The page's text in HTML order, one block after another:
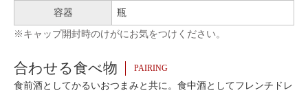
容器 瓶
※キャップ開封時のけがにお気をつけください。
合わせる食べ物 PAIRING
食前酒としてかるいおつまみと共に。食中酒としてフレンチドレ